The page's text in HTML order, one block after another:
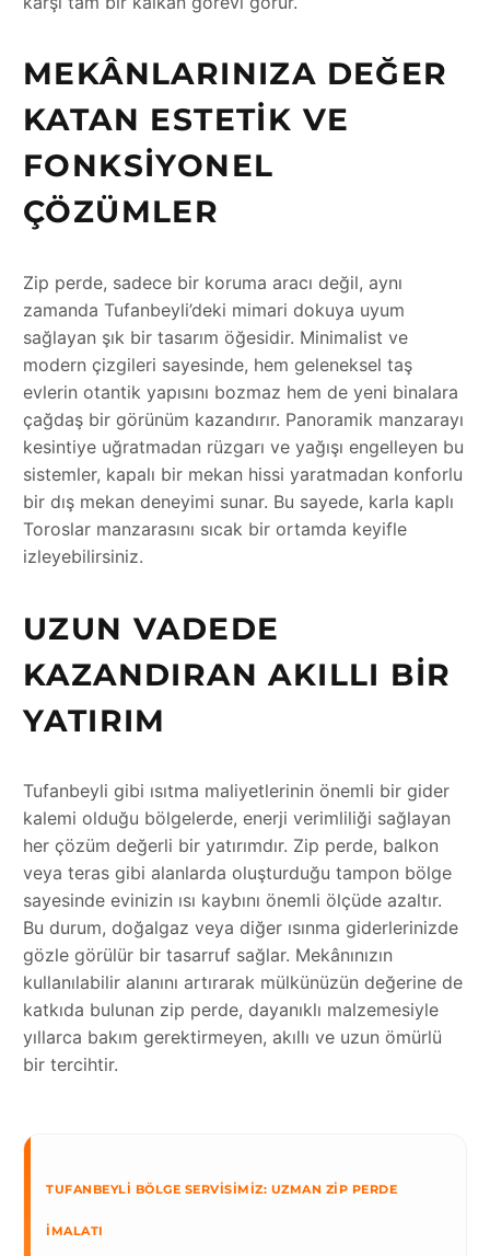
MEKÂNLARINIZA DEĞER
KATAN ESTETIK VE
FONKSIYONEL
ÇÖZÜMLER
Zip perde, sadece bir koruma aracı değil, aynı
zamanda Tufanbeyli’deki mimari dokuya uyum
sağlayan şık bir tasarım öğesidir. Minimalist ve
modern çizgileri sayesinde, hem geleneksel taş
evlerin otantik yapısını bozmaz hem de yeni binalara
çağdaş bir görünüm kazandırır. Panoramik manzarayı
kesintiye uğratmadan rüzgarı ve yağışı engelleyen bu
sistemler, kapalı bir mekan hissi yaratmadan konforlu
bir dış mekan deneyimi sunar. Bu sayede, karla kaplı
Toroslar manzarasını sıcak bir ortamda keyifle
izleyebilirsiniz.
UZUN VADEDE
KAZANDIRAN AKILLI BIR
YATIRIM
Tufanbeyli gibi ısıtma maliyetlerinin önemli bir gider
kalemi olduğu bölgelerde, enerji verimliliği sağlayan
her çözüm değerli bir yatırımdır. Zip perde, balkon
veya teras gibi alanlarda oluşturduğu tampon bölge
sayesinde evinizin ısı kaybını önemli ölçüde azaltır.
Bu durum, doğalgaz veya diğer ısınma giderlerinizde
gözle görülür bir tasarruf sağlar. Mekânınızın
kullanılabilir alanını artırarak mülkünüzün değerine de
katkıda bulunan zip perde, dayanıklı malzemesiyle
yıllarca bakım gerektirmeyen, akıllı ve uzun ömürlü
bir tercihtir.
TUFANBEYLI BÖLGE SERVISIMIZ: UZMAN ZIP PERDE
İMALATI